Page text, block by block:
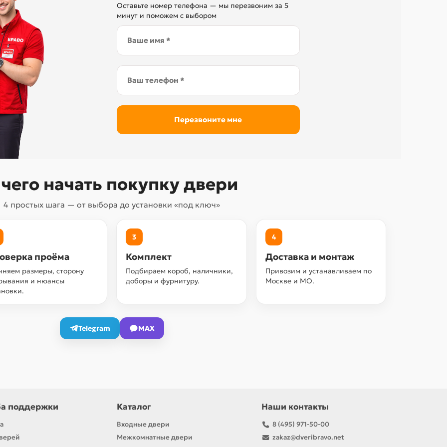
Оставьте номер телефона — мы перезвоним за 5
минут и поможем с выбором
начать покупку двери
4 простых шага — от выбора до установки «под ключ»
проёма
размеры, сторону
и нюансы
3
Комплект
Подбираем короб, наличники,
доборы и фурнитуру.
4
Доставка и монтаж
Привозим и устанавливаем по
Москве и МО.
Telegram MAX
поддержки Каталог
Входные двери
Межкомнатные двери
Наши контакты
8 (495) 971-50-00
zakaz@dveribravo.net